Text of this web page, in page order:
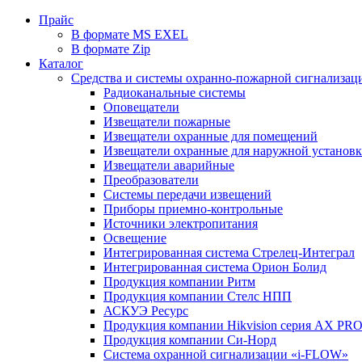
Прайс
В формате MS EXEL
В формате Zip
Каталог
Средства и системы охранно-пожарной
Радиоканальные системы
Оповещатели
Извещатели пожарные
Извещатели охранные для помещений
Извещатели охранные для наружной
Извещатели аварийные
Преобразователи
Системы передачи извещений
Приборы приемно-контрольные
Источники электропитания
Освещение
Интегрированная система Стрелец-Интеграл
Интегрированная система Орион Болид
Продукция компании Ритм
Продукция компании Стелс НПП
АСКУЭ Ресурс
Продукция компании Hikvision серия AX PRO
Продукция компании Си-Норд
Система охранной сигнализации «i-FLOW»